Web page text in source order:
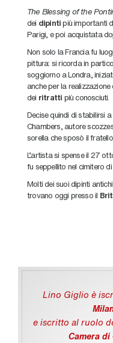
The Blessing of the
dei dipintipiù importanti
Parigi, e poi acquistata
Non solo la Francia fu
pittura: si ricorda in
soggiorno a Londra,
anche per la
dei ritratti più conosciuti.
Decise quindi di stabilirsi
Chambers, autore
sorella che sposò il
L’artista si spense il 27
fu seppellito nel cimitero di
Molti dei suoi dipinti
trovano oggi presso il
Lino Giglio è
e iscritto al ruolo
Camera